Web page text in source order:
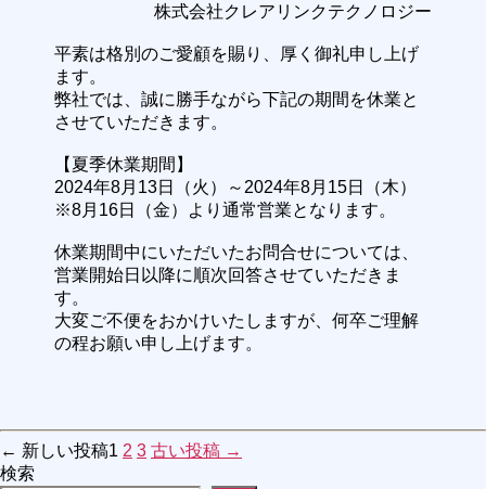
株式会社クレアリンクテクノロジー
平素は格別のご愛顧を賜り、厚く御礼申し上げ
ます。
弊社では、誠に勝手ながら下記の期間を休業と
させていただきます。
【夏季休業期間】
2024年8月13日（火）～2024年8月15日（木）
※8月16日（金）より通常営業となります。
休業期間中にいただいたお問合せについては、
営業開始日以降に順次回答させていただきま
す。
大変ご不便をおかけいたしますが、何卒ご理解
の程お願い申し上げます。
投
← 新しい投稿1 2 3 古い投稿 →
検索